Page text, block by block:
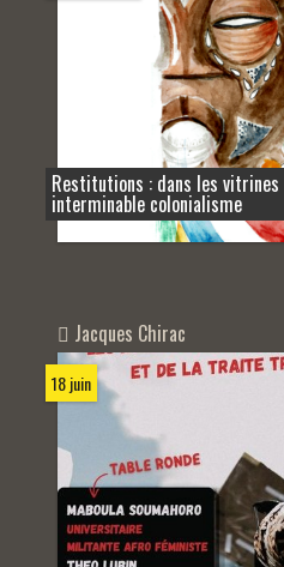
Restitutions : dans les vitrines
interminable colonialisme
Jacques Chirac
18 juin